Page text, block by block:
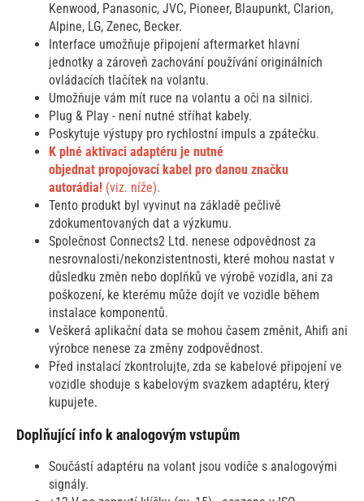
Kenwood, Panasonic, JVC, Pioneer, Blaupunkt, Clarion,
Alpine, LG, Zenec, Becker.
Interface umožňuje připojení aftermarket hlavní
jednotky a zároveň zachování používání originálních
ovládacích tlačítek na volantu.
Umožňuje vám mít ruce na volantu a oči na silnici.
Plug & Play - není nutné stříhat kabely.
Poskytuje výstupy pro rychlostní impuls a zpátečku.
K plné aktivaci adaptéru je nutné
objednat propojovací kabel pro danou značku
autorádia! (viz. níže).
Tento produkt byl vyvinut na základě pečlivě
zdokumentovaných dat a výzkumu.
Společnost Connects2 Ltd. nenese odpovědnost za
nesrovnalosti/nekonzistentnosti, které mohou nastat v
důsledku změn nebo doplňků ve výrobě vozidla, ani za
poškození, ke kterému může dojít ve vozidle během
instalace komponentů.
Veškerá aplikační data se mohou časem změnit, Ahifi ani
výrobce nenese za změny zodpovědnost.
Před instalací zkontrolujte, zda se kabelové připojení ve
vozidle shoduje s kabelovým svazkem adaptéru, který
kupujete.
Doplňující info k analogovým vstupům
Součástí adaptéru na volant jsou vodiče s analogovými
signály.